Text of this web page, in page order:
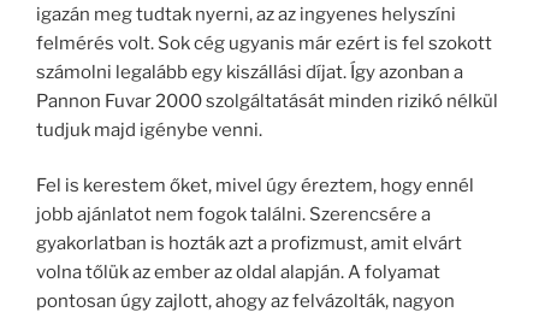
igazán meg tudtak nyerni, az az ingyenes helyszíni
felmérés volt. Sok cég ugyanis már ezért is fel szokott
számolni legalább egy kiszállási díjat. Így azonban a
Pannon Fuvar 2000 szolgáltatását minden rizikó nélkül
tudjuk majd igénybe venni.
Fel is kerestem őket, mivel úgy éreztem, hogy ennél
jobb ajánlatot nem fogok találni. Szerencsére a
gyakorlatban is hozták azt a profizmust, amit elvárt
volna tőlük az ember az oldal alapján. A folyamat
pontosan úgy zajlott, ahogy az felvázolták, nagyon